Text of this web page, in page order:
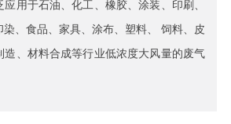
用于石油、化工、橡胶、涂装、印刷、
染、食品、家具、涂布、塑料、 饲料、皮
造、材料合成等行业低浓度大风量的废气